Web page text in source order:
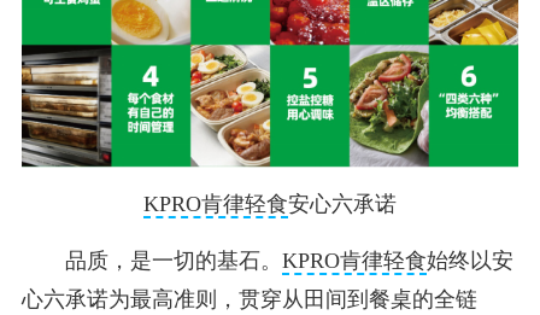
KPRO肯律轻食安心六承诺
品质，是一切的基石。 KPRO肯律轻食始终以安
心六承诺为最高准则，贯穿从田间到餐桌的全链